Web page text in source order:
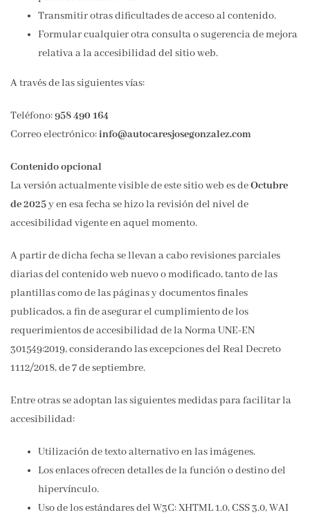
Transmitir otras dificultades de acceso al contenido.
Formular cualquier otra consulta o sugerencia de mejora
relativa a la accesibilidad del sitio web.
A través de las siguientes vías:
Teléfono:958 490 164
Correo electrónico:info@autocaresjosegonzalez.com
Contenido opcional
La versión actualmente visible de este sitio web es deOctubre
de 2025y en esa fecha se hizo la revisión del nivel de
accesibilidad vigente en aquel momento.
A partir de dicha fecha se llevan a cabo revisiones parciales
diarias del contenido web nuevo o modificado, tanto de las
plantillas como de las páginas y documentos finales
publicados, a fin de asegurar el cumplimiento de los
requerimientos de accesibilidad de la Norma UNE-EN
301549:2019, considerando las excepciones del Real Decreto
1112/2018, de 7 de septiembre.
Entre otras se adoptan las siguientes medidas para facilitar la
accesibilidad:
Utilización de texto alternativo en las imágenes.
Los enlaces ofrecen detalles de la función o destino del
hipervínculo.
Uso de los estándares del W3C: XHTML 1.0, CSS 3.0, WAI